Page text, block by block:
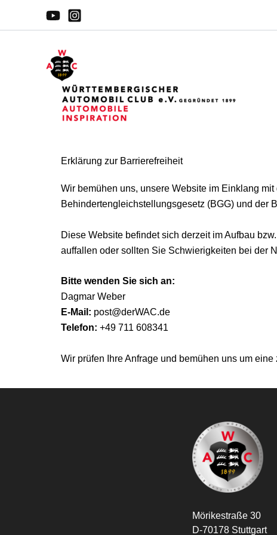
Erklärung zur Barrierefreiheit
Wir bemühen uns, unsere Website im Einklang
Behindertengleichstellungsgesetz (BGG) und der
Diese Website befindet sich derzeit im Aufbau
auffallen oder sollten Sie Schwierigkeiten bei der
Bitte wenden Sie sich an:
Dagmar Weber
E-Mail: post@derWAC.de
Telefon: +49 711 608341
Wir prüfen Ihre Anfrage und bemühen uns um
Mörikestraße 30
D-70178 Stuttgart